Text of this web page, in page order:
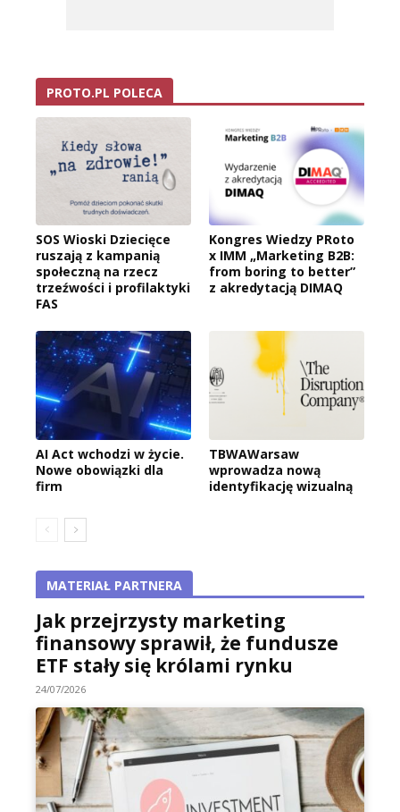
PROTO.PL POLECA
SOS Wioski Dziecięce
ruszają z kampanią
społeczną na rzecz
trzeźwości i profilaktyki
FAS
Kongres Wiedzy PRoto
x IMM „Marketing B2B:
from boring to better”
z akredytacją DIMAQ
AI Act wchodzi w życie.
Nowe obowiązki dla
firm
TBWAWarsaw
wprowadza nową
identyfikację wizualną
MATERIAŁ PARTNERA
Jak przejrzysty marketing
finansowy sprawił, że fundusze
ETF stały się królami rynku
24/07/2026